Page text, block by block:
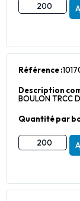
Référence :
Description
BOULON TRCC
Quantité par